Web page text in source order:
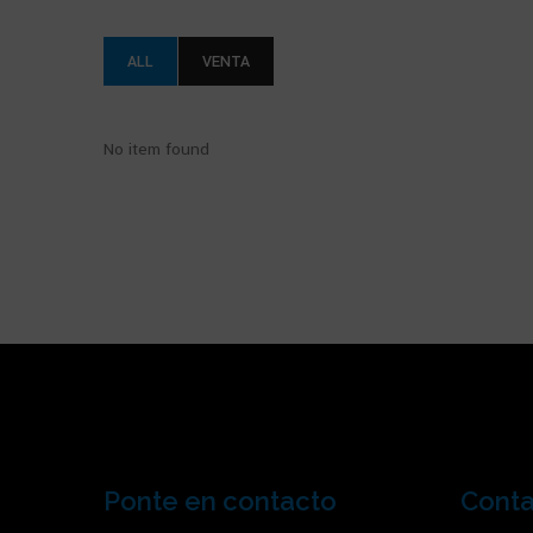
ALL VENTA
No item found
Ponte en contacto